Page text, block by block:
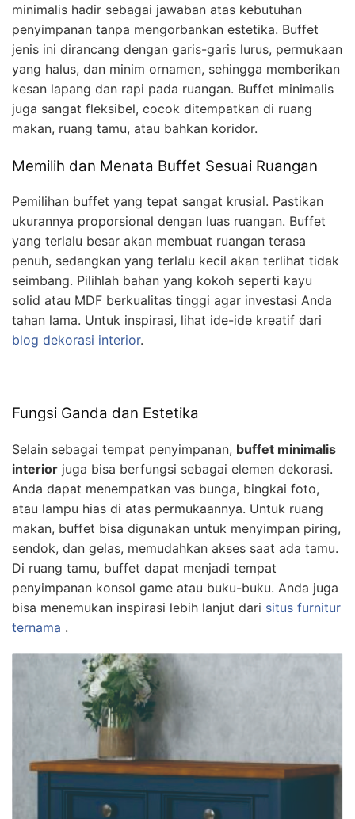
minimalis hadir sebagai jawaban atas kebutuhan
penyimpanan tanpa mengorbankan estetika. Buffet
jenis ini dirancang dengan garis-garis lurus, permukaan
yang halus, dan minim ornamen, sehingga memberikan
kesan lapang dan rapi pada ruangan. Buffet minimalis
juga sangat fleksibel, cocok ditempatkan di ruang
makan, ruang tamu, atau bahkan koridor.
Memilih dan Menata Buffet Sesuai Ruangan
Pemilihan buffet yang tepat sangat krusial. Pastikan
ukurannya proporsional dengan luas ruangan. Buffet
yang terlalu besar akan membuat ruangan terasa
penuh, sedangkan yang terlalu kecil akan terlihat tidak
seimbang. Pilihlah bahan yang kokoh seperti kayu
solid atau MDF berkualitas tinggi agar investasi Anda
tahan lama. Untuk inspirasi, lihat ide-ide kreatif dari
blog dekorasi interior.
Fungsi Ganda dan Estetika
Selain sebagai tempat penyimpanan, buffet minimalis
interior juga bisa berfungsi sebagai elemen dekorasi.
Anda dapat menempatkan vas bunga, bingkai foto,
atau lampu hias di atas permukaannya. Untuk ruang
makan, buffet bisa digunakan untuk menyimpan piring,
sendok, dan gelas, memudahkan akses saat ada tamu.
Di ruang tamu, buffet dapat menjadi tempat
penyimpanan konsol game atau buku-buku. Anda juga
bisa menemukan inspirasi lebih lanjut dari situs furnitur
ternama .